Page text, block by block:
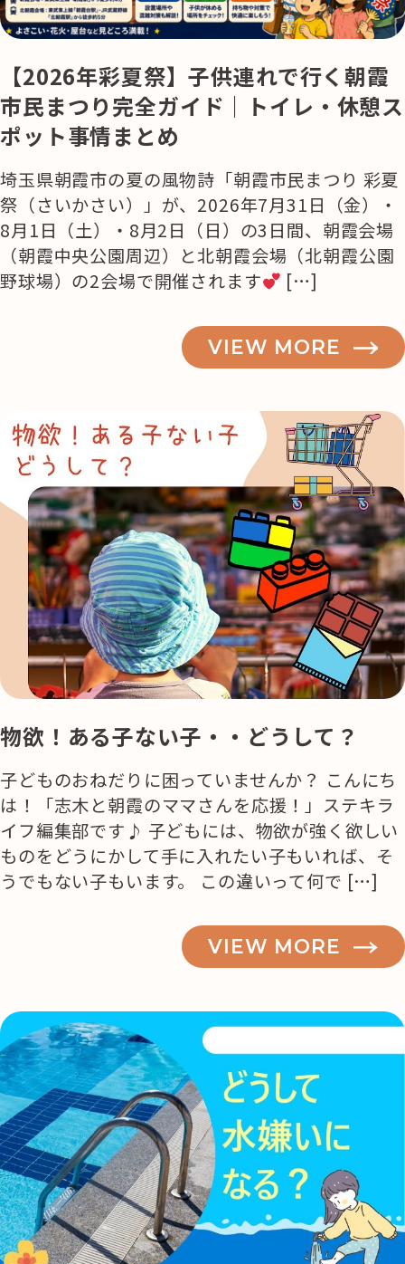
【2026年彩夏祭】子供連れで行く朝霞
市民まつり完全ガイド｜トイレ・休憩ス
ポット事情まとめ
埼玉県朝霞市の夏の風物詩「朝霞市民まつり 彩夏
祭（さいかさい）」が、2026年7月31日（金）・
8月1日（土）・8月2日（日）の3日間、朝霞会場
（朝霞中央公園周辺）と北朝霞会場（北朝霞公園
野球場）の2会場で開催されます
[…]
VIEW MORE
物欲！ある子ない子・・どうして？
子どものおねだりに困っていませんか？ こんにち
は！「志木と朝霞のママさんを応援！」ステキラ
イフ編集部です♪ 子どもには、物欲が強く欲しい
ものをどうにかして手に入れたい子もいれば、そ
うでもない子もいます。 この違いって何で […]
VIEW MORE